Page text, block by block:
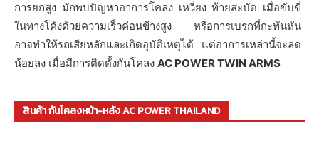
การยกสูง มักพบปัญหาอาการโคลง เหวี่ยง ท้ายสะบัด เมื่อขับขี่
ในทางโค้งด้วยความเร็วค่อนข้างสูง หรือการเบรกที่กะทันหัน
อาจทำให้รถเสียหลักและเกิดอุบัติเหตุได้ แต่อาการเหล่านี้จะลด
น้อยลง เมื่อมีการติดตั้งกันโคลง AC POWER TWIN ARMS
สินค้า กันโคลงหน้า-หลัง AC POWER THAILAND